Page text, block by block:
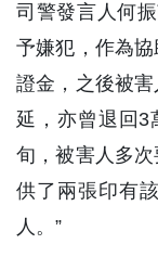
司警發言人何
予嫌犯，作為
證金，之後被
延，亦曾退回3
旬，被害人多
供了兩張印有
人。”